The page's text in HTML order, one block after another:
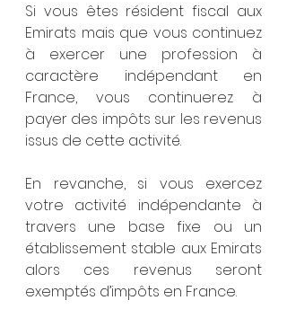
Si vous êtes résident fiscal aux
Emirats mais que vous continuez
à exercer une profession à
caractère indépendant en
France, vous continuerez à
payer des impôts sur les revenus
issus de cette activité.
En revanche, si vous exercez
votre activité indépendante à
travers une base fixe ou un
établissement stable aux Emirats
alors ces revenus seront
exemptés d’impôts en France.